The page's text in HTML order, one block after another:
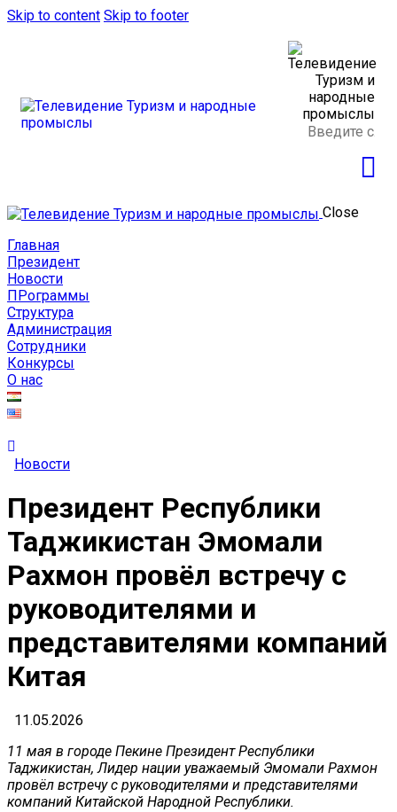
Skip to content Skip to footer
Close
Главная
Президент
Новости
ПРограммы
Структура
Администрация
Сотрудники
Конкурсы
О нас
Новости
Президент Республики
Таджикистан Эмомали
Рахмон провёл встречу с
руководителями и
представителями компаний
Китая
11.05.2026
11 мая в городе Пекине Президент Республики
Таджикистан, Лидер нации уважаемый Эмомали Рахмон
провёл встречу с руководителями и представителями
компаний Китайской Народной Республики.